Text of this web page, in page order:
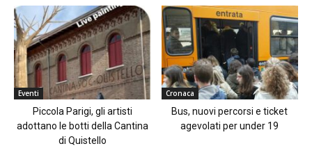
Eventi
Piccola Parigi, gli artisti
adottano le botti della Cantina
di Quistello
Cronaca
Bus, nuovi percorsi e ticket
agevolati per under 19